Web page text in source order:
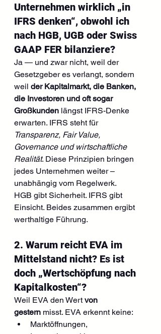
Unternehmen wirklich „in
IFRS denken“, obwohl ich
nach HGB, UGB oder Swiss
GAAP FER bilanziere?
Ja — und zwar nicht, weil der
Gesetzgeber es verlangt, sondern
weil der Kapitalmarkt, die Banken,
die Investoren und oft sogar
Großkunden längst IFRS-Denke
erwarten. IFRS steht für
Transparenz, Fair Value,
Governance und wirtschaftliche
Realität. Diese Prinzipien bringen
jedes Unternehmen weiter –
unabhängig vom Regelwerk.
HGB gibt Sicherheit. IFRS gibt
Einsicht. Beides zusammen ergibt
werthaltige Führung.
2. Warum reicht EVA im
Mittelstand nicht? Es ist
doch „Wertschöpfung nach
Kapitalkosten“?
Weil EVA den Wert von
gestern misst. EVA erkennt keine:
Marktöffnungen,